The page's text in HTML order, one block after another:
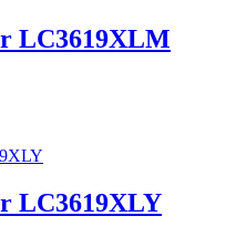
LC3619XLM
LC3619XLY